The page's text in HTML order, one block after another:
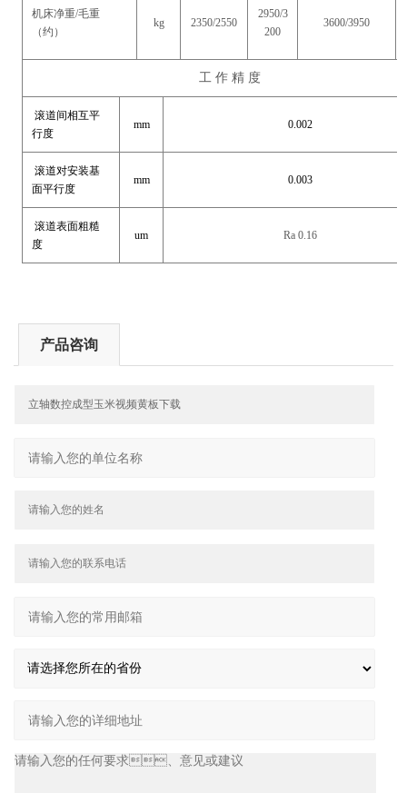
机床净重/毛重
（约）
kg 2350/2550
2950/3
200
3600/3950
工 作 精 度
滚道间相互平
行度
mm 0.002
滚道对安装基
面平行度
mm 0.003
滚道表面粗糙
度
um Ra 0.16
产品咨询